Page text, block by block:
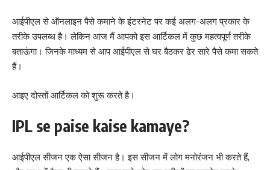
आईपीएल से ऑनलाइन पैसे कमाने के इंटरनेट पर कई अलग-अलग प्रकार के
तरीके उपलब्ध है। लेकिन आज मैं आपको इस आर्टिकल में कुछ महत्वपूर्ण तरीके
बताऊंगा। जिनके माध्यम से आप आईपीएल से घर बैठकर ढेर सारे पैसे कमा सकते
हैं।
आइए दोस्तों आर्टिकल को शुरू करते है।
IPL se paise kaise kamaye?
आईपीएल सीजन एक ऐसा सीजन है। इस सीजन में लोग मनोरंजन भी करते हैं,